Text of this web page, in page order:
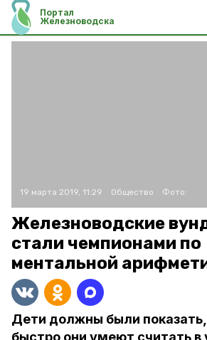
Портал
Железноводска
19 марта 2019, 11:29 Общество Фото:
Железноводские
стали чемпионами по
ментальной
Дети должны были показать,
быстро они умеют считать в